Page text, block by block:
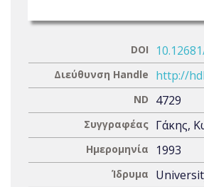
DOI
Διεύθυνση Handle http://
ND 4729
Συγγραφέας Γάκης,
Ημερομηνία 1993
Ίδρυμα